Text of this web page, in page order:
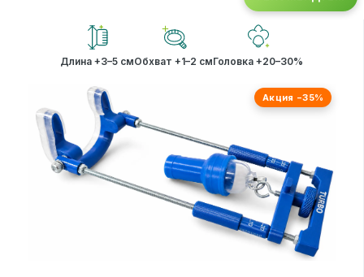
Длина +3–5 смОбхват +1–2 смГоловка +20–30%
Акция −35%